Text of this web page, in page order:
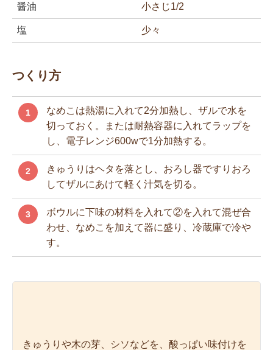
醤油 小さじ1/2
塩 少々
つくり方
1
なめこは熱湯に入れて2分加熱し、ザルで水を
切っておく。または耐熱容器に入れてラップを
し、電子レンジ600wで1分加熱する。
2
きゅうりはヘタを落とし、おろし器ですりおろ
してザルにあけて軽く汁気を切る。
3
ボウルに下味の材料を入れて②を入れて混ぜ合
わせ、なめこを加えて器に盛り、冷蔵庫で冷や
す。
きゅうりや木の芽、シソなどを、酸っぱい味付けを